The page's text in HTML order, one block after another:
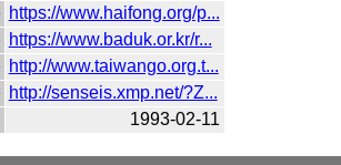
https://www.haifong.org/p...
https://www.baduk.or.kr/r...
http://www.taiwango.org.t...
http://senseis.xmp.net/?Z...
1993-02-11